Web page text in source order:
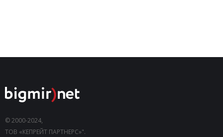
© 2000-2024,
ТОВ «КЕПРЕЙТ ПАРТНЕРС»".